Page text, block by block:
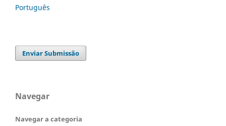
Português
Enviar Submissão
Navegar
Navegar a categoria